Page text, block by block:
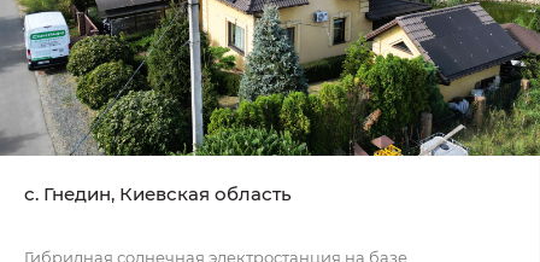
с. Гнедин, Киевская область
Гибридная солнечная электростанция на базе